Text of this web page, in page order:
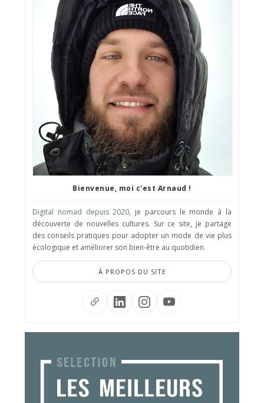
Bienvenue, moi c'est Arnaud !
Digital nomad depuis 2020, je parcours le monde à la
découverte de nouvelles cultures. Sur ce site, je partage
des conseils pratiques pour adopter un mode de vie plus
écologique et améliorer son bien-être au quotidien.
À PROPOS DU SITE